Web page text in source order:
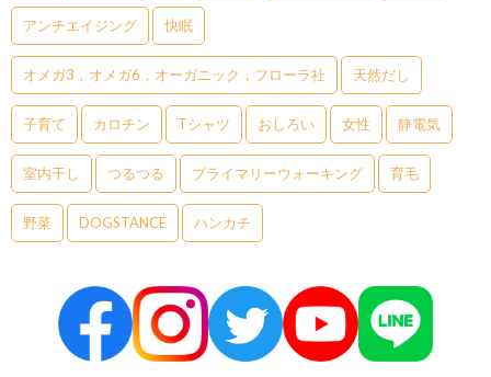
アンチエイジング 快眠
オメガ3，オメガ6，オーガニック，フローラ社 天然だし
子育て カロチン Tシャツ おしろい 女性 静電気
室内干し つるつる プライマリーウォーキング 育毛
野菜 DOGSTANCE ハンカチ